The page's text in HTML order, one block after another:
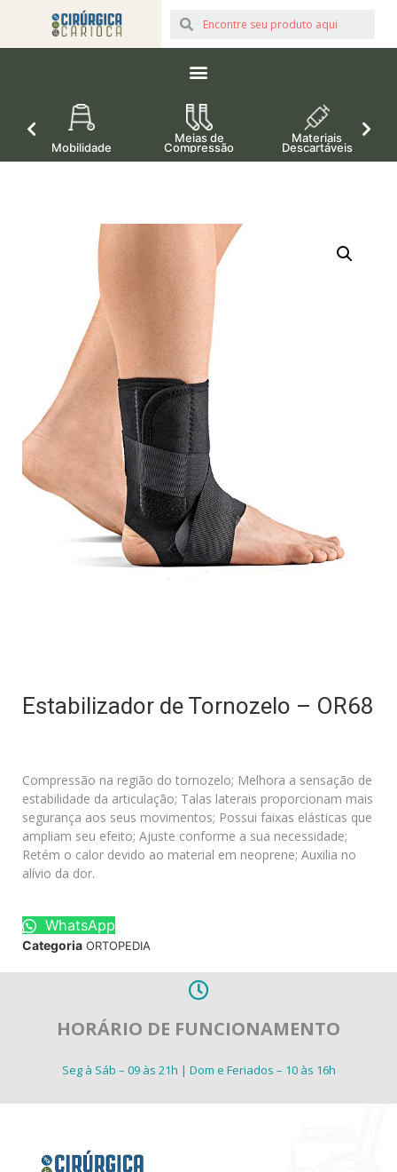
Mobilidade
Meias de
Compressão
Materiais
Descartáveis
Estabilizador de Tornozelo – OR68
Compressão na região do tornozelo; Melhora a sensação de
estabilidade da articulação; Talas laterais proporcionam mais
segurança aos seus movimentos; Possui faixas elásticas que
ampliam seu efeito; Ajuste conforme a sua necessidade;
Retém o calor devido ao material em neoprene; Auxilia no
alívio da dor.
WhatsApp
Categoria ORTOPEDIA
HORÁRIO DE FUNCIONAMENTO
Seg à Sáb – 09 às 21h | Dom e Feriados – 10 às 16h